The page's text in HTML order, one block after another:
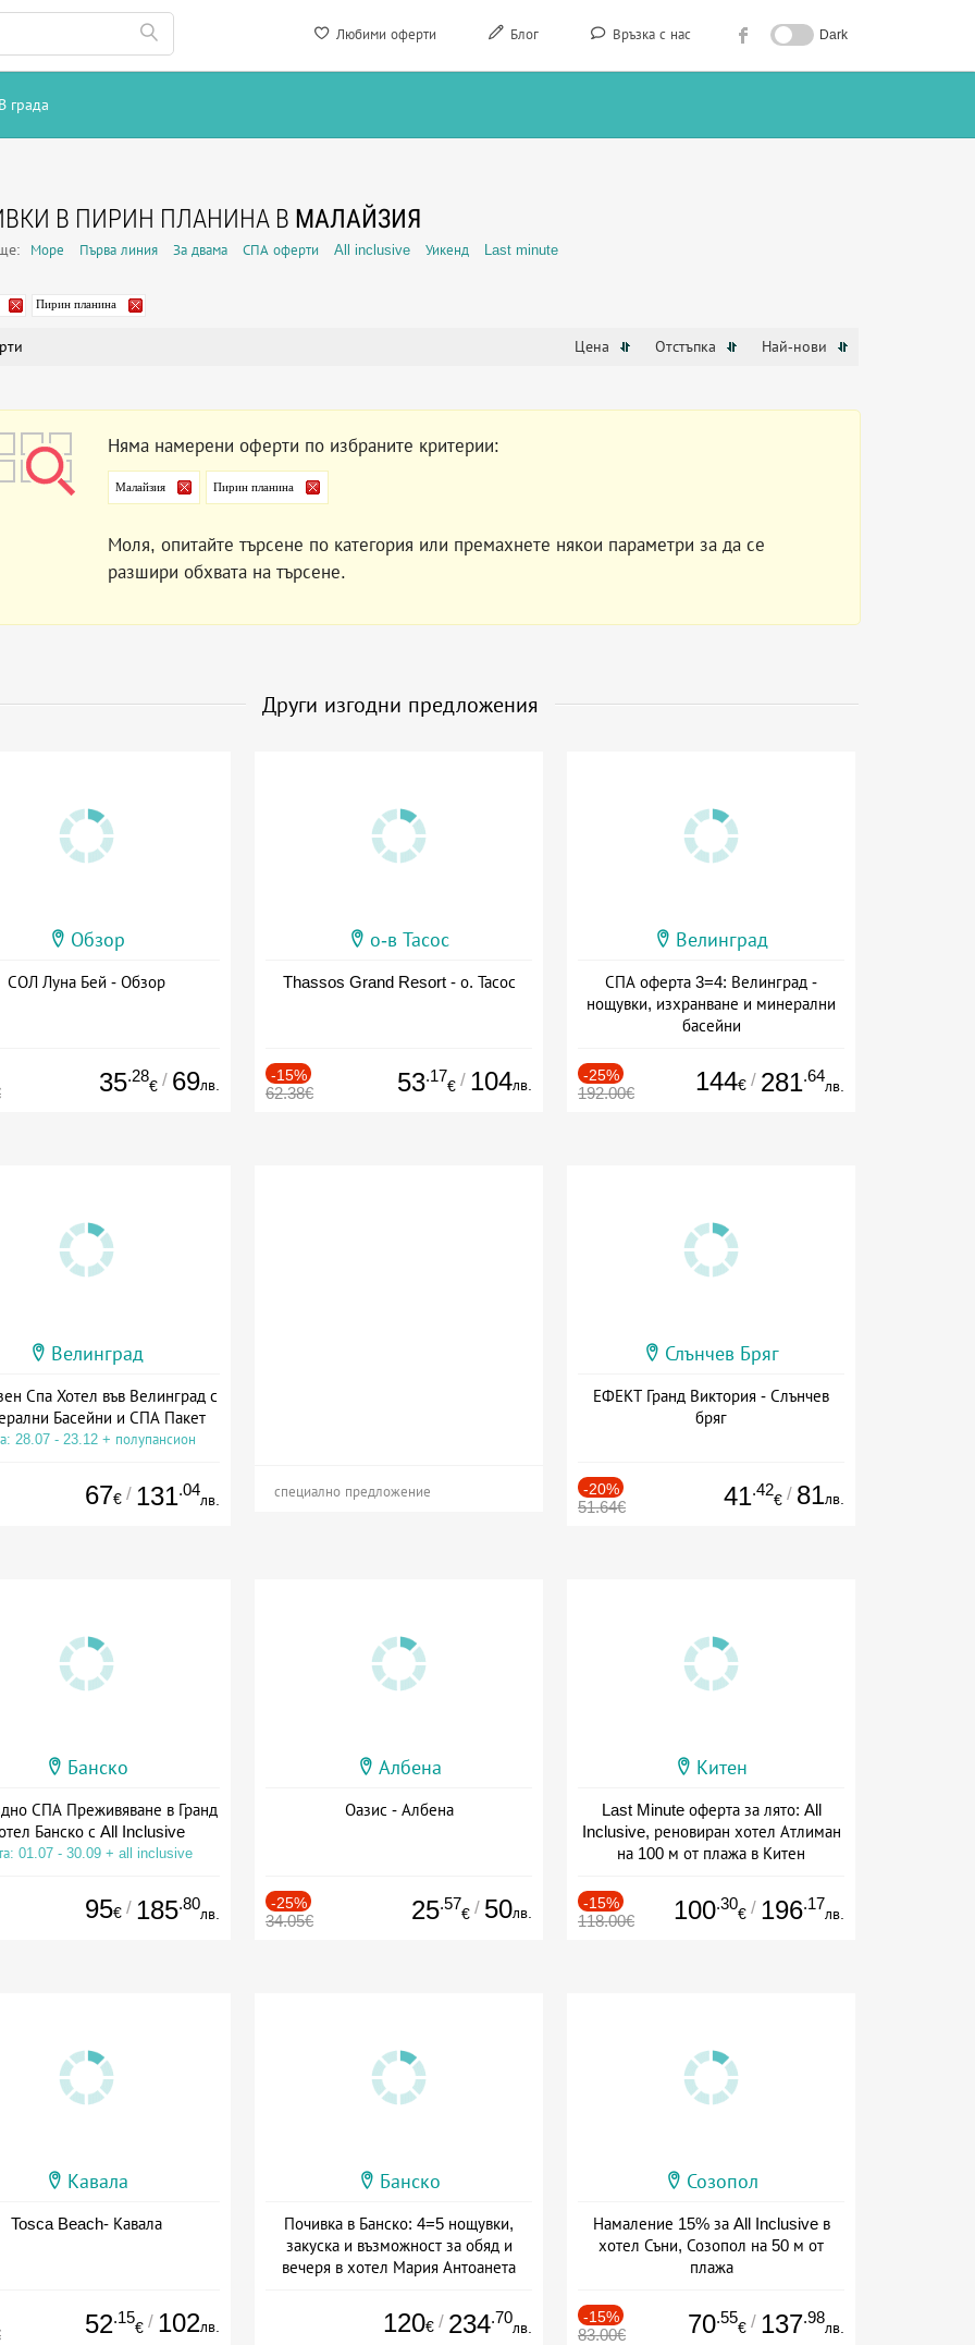
Любими оферти Блог Връзка с нас Dark
В града
В ПИРИН ПЛАНИНА В МАЛАЙЗИЯ
Море Първа линия За двама СПА оферти All inclusive Уикенд Last minute
Пирин планина
Цена Отстъпка Най-нови
Няма намерени оферти по избраните критерии:
Малайзия Пирин планина
Моля, опитайте търсене по категория или премахнете някои параметри за да се
разшири обхвата на търсене.
Други изгодни предложения
Обзор
СОЛ Луна Бей - Обзор
35.28
€ / 69лв.
о-в Тасос
Thassos Grand Resort - о. Тасос
-15%
62.38€ 53.17
€ / 104лв.
Велинград
СПА оферта 3=4: Велинград -
нощувки, изхранване и минерални
басейни
-25%
192.00€ 144€ / 281.64
лв.
Велинград
Спа Хотел във Велинград с
Басейни и СПА Пакет
28.07 - 23.12 + полупансион
67€ / 131.04
лв. специално предложение
Слънчев Бряг
ЕФЕКТ Гранд Виктория - Слънчев
бряг
-20%
51.64€ 41.42
€ / 81лв.
Банско
СПА Преживяване в Гранд
Банско с All Inclusive
01.07 - 30.09 + all inclusive
95€ / 185.80
лв.
Албена
Оазис - Албена
-25%
34.05€ 25.57
€ / 50лв.
Китен
Last Minute оферта за лято: All
Inclusive, реновиран хотел Атлиман
на 100 м от плажа в Китен
-15%
118.00€ 100.30
€ / 196.17
лв.
Кавала
Tosca Beach- Кавала
52.15
€ / 102лв.
Банско
Почивка в Банско: 4=5 нощувки,
закуска и възможност за обяд и
вечеря в хотел Мария Антоанета
120€ / 234.70
лв.
Созопол
Намаление 15% за All Inclusive в
хотел Съни, Созопол на 50 м от
плажа
-15%
83.00€ 70.55
€ / 137.98
лв.